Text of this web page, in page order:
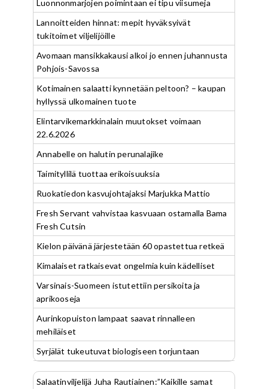
Luonnonmarjojen poimintaan ei tipu viisumeja
Lannoitteiden hinnat: mepit hyväksyivät
tukitoimet viljelijöille
Avomaan mansikkakausi alkoi jo ennen juhannusta
Pohjois-Savossa
Kotimainen salaatti kynnetään peltoon? – kaupan
hyllyssä ulkomainen tuote
Elintarvikemarkkinalain muutokset voimaan
22.6.2026
Annabelle on halutin perunalajike
Taimityllilä tuottaa erikoisuuksia
Ruokatiedon kasvujohtajaksi Marjukka Mattio
Fresh Servant vahvistaa kasvuaan ostamalla Bama
Fresh Cutsin
Kielon päivänä järjestetään 60 opastettua retkeä
Kimalaiset ratkaisevat ongelmia kuin kädelliset
Varsinais-Suomeen istutettiin persikoita ja
aprikooseja
Aurinkopuiston lampaat saavat rinnalleen
mehiläiset
Syrjälät tukeutuvat biologiseen torjuntaan
Salaatinviljelijä Juha Rautiainen:”Kaikille samat